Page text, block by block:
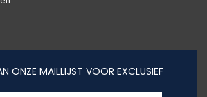
ONZE MAILLIJST VOOR EXCLUSIEF